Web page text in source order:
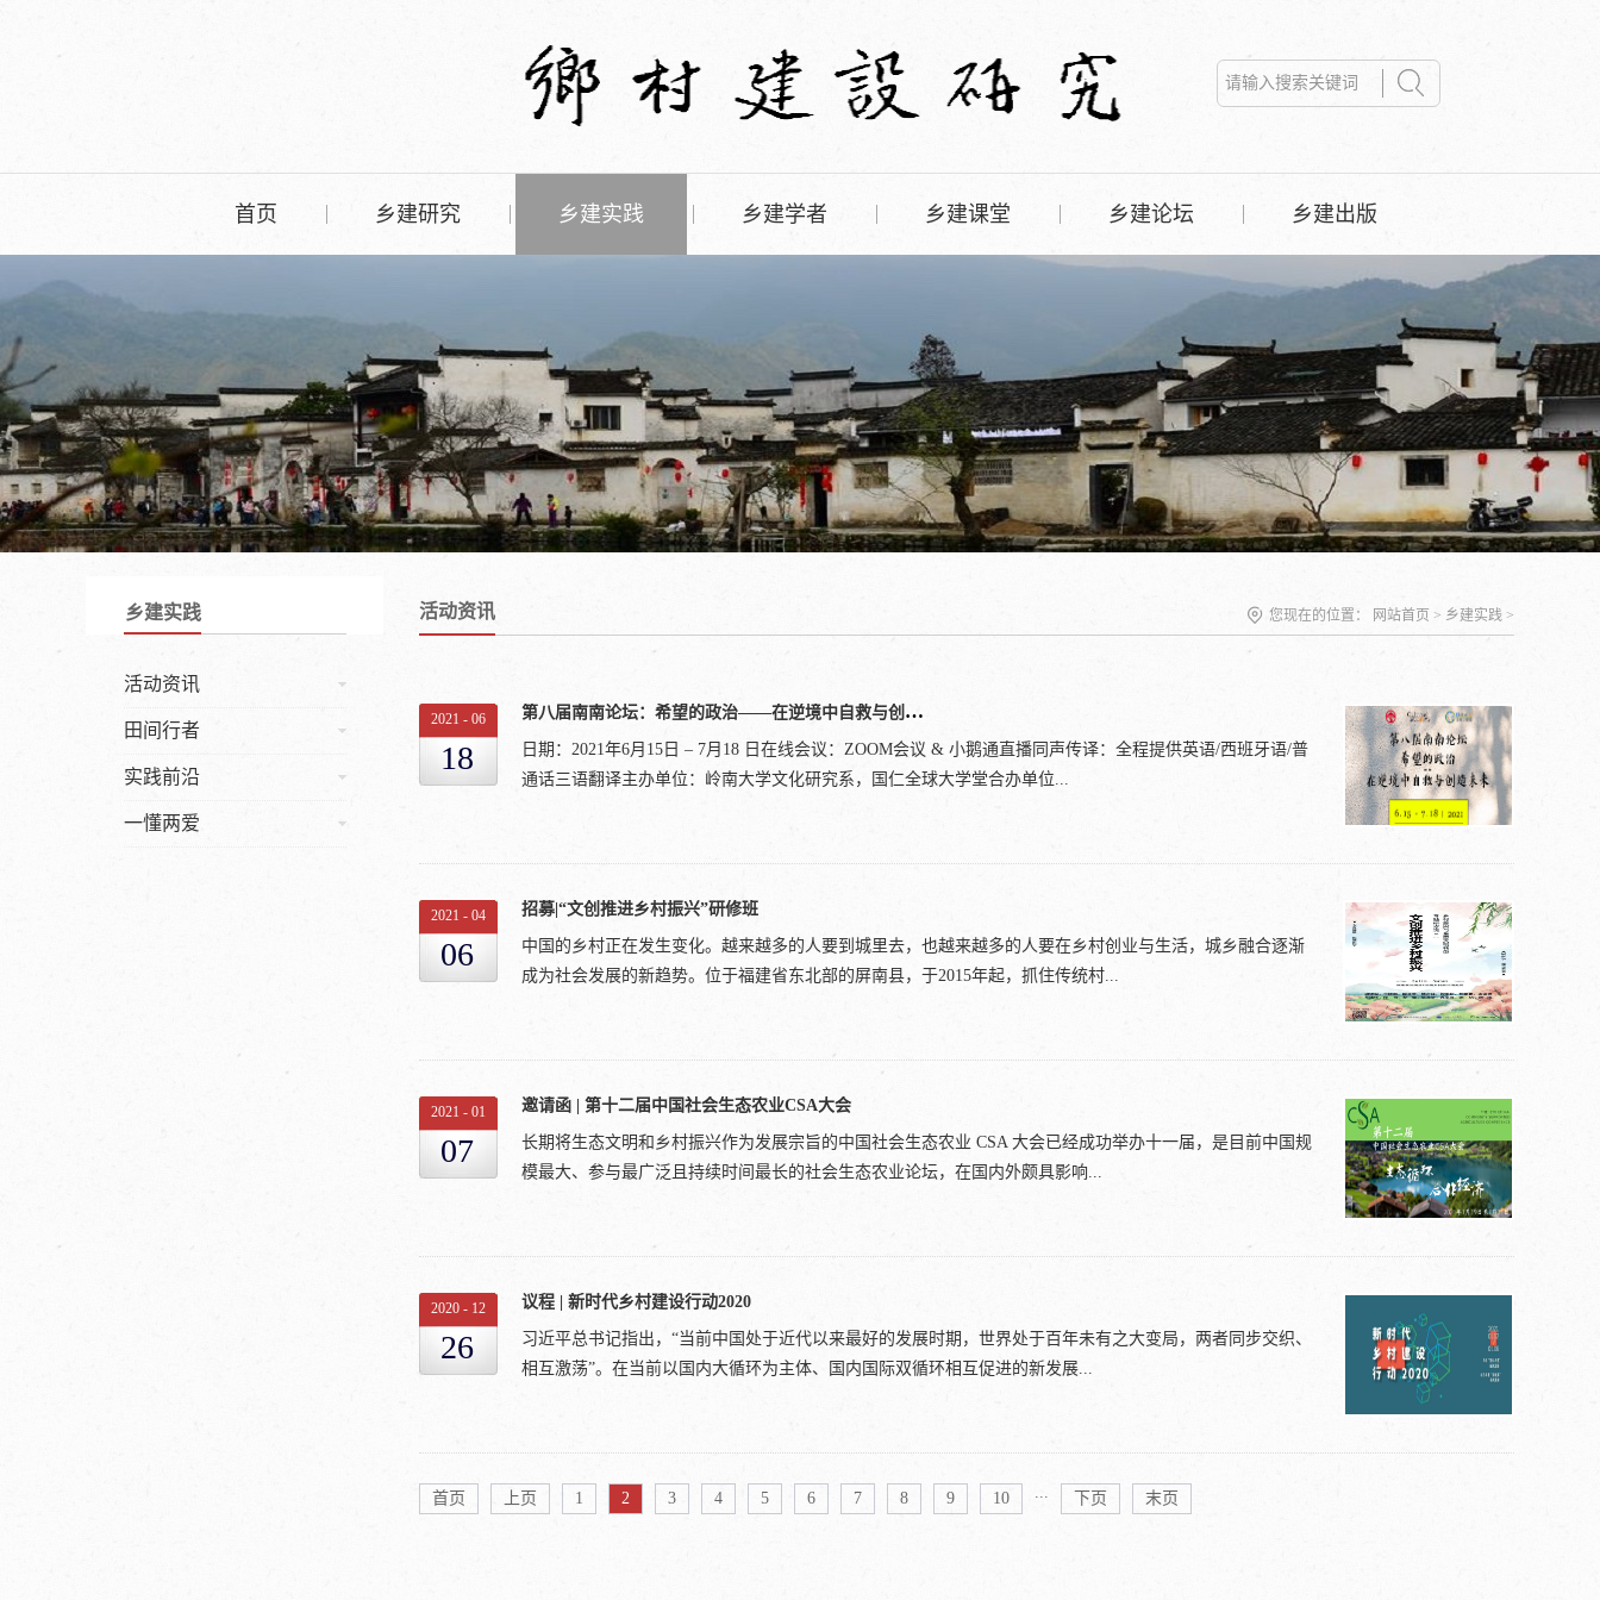
首页 乡建研究 乡建实践 乡建学者 乡建课堂 乡建论坛 乡建出版
乡建实践
活动资讯
田间行者
实践前沿
一懂两爱
活动资讯 您现在的位置： 网站首页 > 乡建实践 >
2021 - 06
18
第八届南南论坛：希望的政治——在逆境中自救与创造未来
日期：2021年6月15日 – 7月18 日在线会议：ZOOM会议 & 小鹅通直播同声传译：全程提供英语/西班牙语/普
通话三语翻译主办单位：岭南大学文化研究系，国仁全球大学堂合办单位...
：亚洲学者交流中心，全球和平妇女，墨西哥地球大学，北京大学电影与文化研究中心，清华大学人文与社
会科学高等研究所，西南大学中国乡村建设学院，福建农林大学海峡乡村建设学院，岭南彩园，国仁城
工作坊。主论坛将收取论坛注册费；注册了主论坛的参会者可以免费参加讲座和工作坊；非注册/购买用户可
以参加工作坊等公开场次（详情留意不同zoom注册链接）。部分发言嘉宾：温铁军（Wen Tiejun,China）汪
Hudson (USA) 武藤一羊(Muto Ichiyo,Japan) 保罗·博韦（Paul Bove,USA) 纨妲娜·希瓦（Vandana
Shiva,India) 瓦尔特·米...
2021 - 04
06
招募|“文创推进乡村振兴”研修班
中国的乡村正在发生变化。越来越多的人要到城里去，也越来越多的人要在乡村创业与生活，城乡融合逐渐
成为社会发展的新趋势。位于福建省东北部的屏南县，于2015年起，抓住传统村...
落保护发展的机遇，依托高山生态资源优势和文化资源禀赋，以传统村落文化创意为先导，将“人人都是艺术
家”的公益教育扶贫活动作为抓手，吸引了一批又一批来自香港、北京、上海、浙江、江西等海内外“新村民”
兴。这些变化引起广泛关注，人民日报、新华社、中央广播电视总台、中国日报等各大媒体纷纷报道。2018
年，中央电视台《传奇中国节·中秋》节目进行特别连线，并予以“中国乡村振兴的一个缩影”的评价。住建部
版《文创扶贫助推乡村振兴的屏南路径》现场教学教材。“文创”在屏南乡村振兴实践中发挥了点石成金、化
研究院揭牌成立党的十九大提出乡村振兴战略，其既是当前国家发展的重大战略方向，也是新时代中国特色
社会主义生态文明总体战略的内涵体现。为了更好地推进乡村振兴战略与生态文明建设，屏南乡村振兴研究
院联合国内多家乡村振兴知名机构共同举办“乡村振兴与生态文明转型”系列研修班。首期研修班以“文创推进
村文创从业者、乡村振兴干部、农民合作社带头人、返乡青年等相关群体参加本期研修班，届时将通过专家
解读、现场教学、案例解析、学员共修等方式，为大家多角度、多层次、共同...
2021 - 01
07
邀请函 | 第十二届中国社会生态农业CSA大会
长期将生态文明和乡村振兴作为发展宗旨的中国社会生态农业 CSA 大会已经成功举办十一届，是目前中国规
模最大、参与最广泛且持续时间最长的社会生态农业论坛，在国内外颇具影响...
力。CSA 大会的举办，促进了国内众多社会化生态农业的模式，如 CSA 农场、有机农夫市集、消费者合作
社、食农教育等向前发展，赋予慢食、爱故乡等理念以新的活力和内涵，并且号召消费者健康饮食、参与监
届社会生态农业CSA大会改为线上举办。疫情之下，更应该思考农业生产方式给食物体系和人类健康带来的
问题和挑战。第十二届社会生态农业，让我们以“生态循环 合作经济”为宗旨，共同践行“生态文明”和“生态农
2020 - 12
26
议程 | 新时代乡村建设行动2020
习近平总书记指出，“当前中国处于近代以来最好的发展时期，世界处于百年未有之大变局，两者同步交织、
相互激荡”。在当前以国内大循环为主体、国内国际双循环相互促进的新发展...
格局下，“去依附”的独立自主、自力更生成为新时代的主旋律。而相对于全球化而言的本土化，也迎来了推
动城乡融合与县域经济发展、乡村振兴与区域内循环系统构建的千载难逢的机遇。今年是新时代乡村建设20
年，也是百年乡村建设在21世纪的延续。党的十九届五中全会明确指出“加快农业农村现代化，实施乡村建设
首页 上页 1 2 3 4 5 6 7 8 9 10 ... 下页 末页